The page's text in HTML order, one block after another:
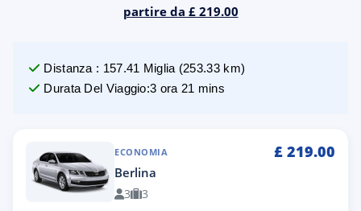
partire da £ 219.00
Distanza : 157.41 Miglia (253.33km)
Durata Del Viaggio:3 ora 21 mins
ECONOMIA £ 219.00
Berlina
3 3